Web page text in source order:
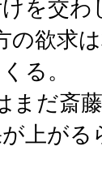
を交
の欲求
る。
まだ斎
上が